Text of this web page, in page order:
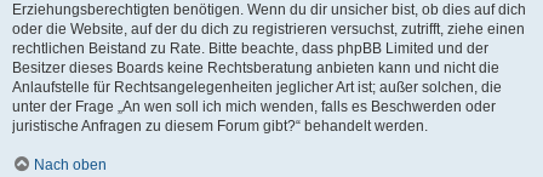
Erziehungsberechtigten benötigen. Wenn du dir unsicher bist, ob dies auf dich
oder die Website, auf der du dich zu registrieren versuchst, zutrifft, ziehe einen
rechtlichen Beistand zu Rate. Bitte beachte, dass phpBB Limited und der
Besitzer dieses Boards keine Rechtsberatung anbieten kann und nicht die
Anlaufstelle für Rechtsangelegenheiten jeglicher Art ist; außer solchen, die
unter der Frage „An wen soll ich mich wenden, falls es Beschwerden oder
juristische Anfragen zu diesem Forum gibt?“ behandelt werden.
Nach oben